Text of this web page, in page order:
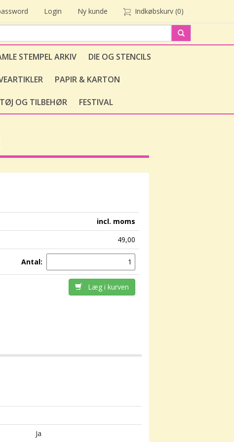
Login Ny kunde Indkøbskurv (0)
STEMPEL ARKIV DIE OG STENCILS
PAPIR & KARTON
OG TILBEHØR FESTIVAL
incl. moms
49,00
Antal:
Læg i kurven
Ja